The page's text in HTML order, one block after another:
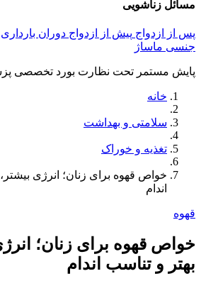
مسائل زناشویی
پس از ازدواج پیش از ازدواج دوران بارداری
جنسی ماساژ
پایش مستمر تحت نظارت بورد تخصصی
خانه
سلامتی و بهداشت
تغذیه و خوراک
خواص قهوه برای زنان؛ انرژی
اندام
قهوه
خواص قهوه برای زنان؛
بهتر و تناسب اندام